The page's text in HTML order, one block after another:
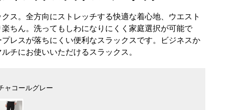
ス。全方向にストレッチする快適な着心地、ウエスト
ちん。洗ってもしわになりにくく家庭選択が可能で
レスが落ちにくい便利なスラックスです。ビジネスか
チにお使いいただけるスラックス。
ャコールグレー